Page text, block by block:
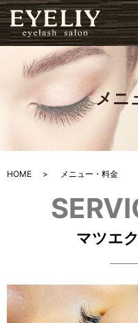
メニ
HOME メニュー・料金
マツエ